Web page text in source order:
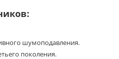
шумоподавления.
поколения.